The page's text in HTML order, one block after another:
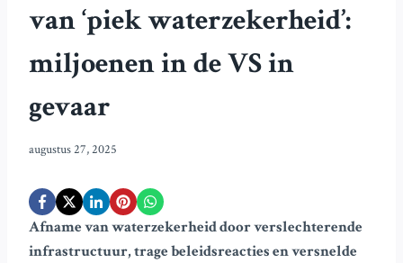
van ‘piek waterzekerheid’:
miljoenen in de VS in
gevaar
augustus 27, 2025
Afname van waterzekerheid door verslechterende
infrastructuur, trage beleidsreacties en versnelde